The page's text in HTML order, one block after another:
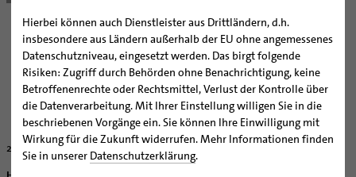
Hierbei können auch Dienstleister aus Drittländern, d.h.
insbesondere aus Ländern außerhalb der EU ohne angemessenes
Datenschutzniveau, eingesetzt werden. Das birgt folgende
Risiken: Zugriff durch Behörden ohne Benachrichtigung, keine
Betroffenenrechte oder Rechtsmittel, Verlust der Kontrolle über
die Datenverarbeitung. Mit Ihrer Einstellung willigen Sie in die
beschriebenen Vorgänge ein. Sie können Ihre Einwilligung mit
Wirkung für die Zukunft widerrufen. Mehr Informationen finden
Sie in unserer Datenschutzerklärung.
Weihbischof Dr. Martin Marahrens
Bischof em. Norbert Trelle
Weihbischof em. Bongartz
Weihbischof em. Schwerdtfeger
Weihbischof em. Koitz
Bischof em. Dr. Wüstenberg
Generalvikariat
Gremien
Diözesangericht
Gemeindegremien
Pfarrgemeinden
Hildesheimer Dom
Virtueller Rundgang durch den Dom
Tausendjähriger Rosenstock
Die Hildesheimer Dommusik
Wallfahrten | Pilgern
Termine Wallfahrten und Pilgern
Jakobswege im Bistum Hildesheim
Veranstaltungen
Strategieprozess
Jugend
"Brückenbauer" im Dom
Bischof Homeyer feierte Sternsingerdankgottesdienst
im Bistum Hildesheim
24.01.2004